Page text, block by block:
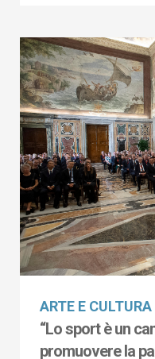
ARTE E CULTURA
“Lo sport è un
promuovere la